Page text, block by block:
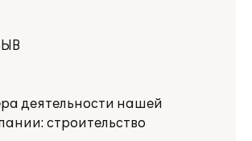
деятельности нашей
строительство